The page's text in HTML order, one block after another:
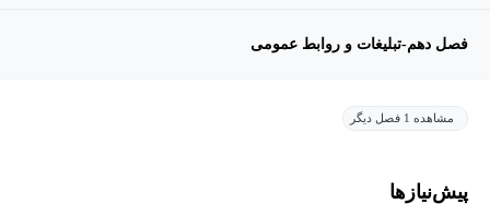
فصل دهم-تبلیغات و روابط عمومی
مشاهده 1 فصل دیگر
پیش‌نیاز‌ها